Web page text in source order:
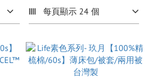
每頁顯示 24 個